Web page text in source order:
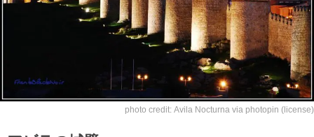
photo credit: Avila Nocturna via photopin (license)